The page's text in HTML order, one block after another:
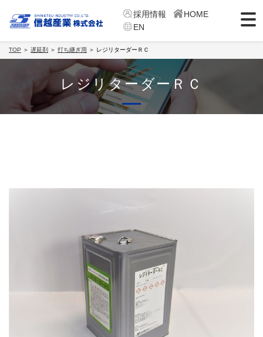
採用情報
HOME
EN
TOP ＞ 遅延剤 ＞ 打ち継ぎ用 ＞ レジリターダーＲＣ
レジリターダーＲＣ